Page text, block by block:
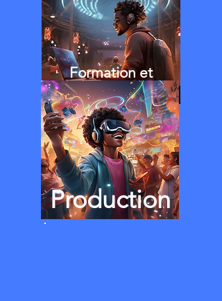
Formation et
accompagnement
Production